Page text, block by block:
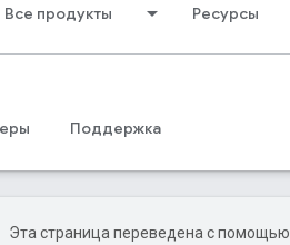
Все продукты Ресурсы
Поддержка
Эта страница переведена с помощью